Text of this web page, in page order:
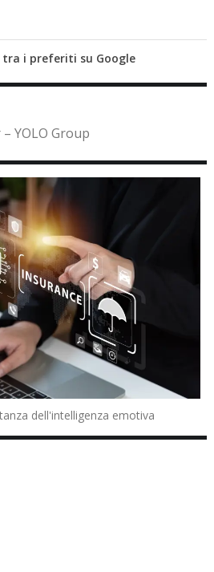
tra i preferiti su Google
YOLO Group
dell'intelligenza emotiva